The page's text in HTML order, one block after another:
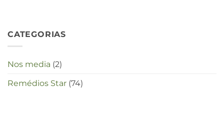
CATEGORIAS
Nos media (2)
Remédios Star (74)